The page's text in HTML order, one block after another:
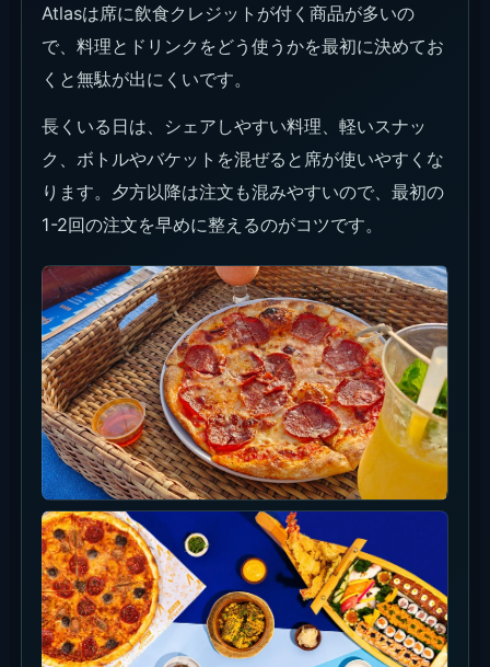
Atlasは席に飲食クレジットが付く商品が多いの
で、料理とドリンクをどう使うかを最初に決めてお
くと無駄が出にくいです。
長くいる日は、シェアしやすい料理、軽いスナッ
ク、ボトルやバケットを混ぜると席が使いやすくな
ります。夕方以降は注文も混みやすいので、最初の
1-2回の注文を早めに整えるのがコツです。